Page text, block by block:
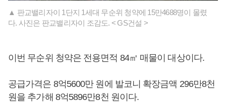
▲ 판교밸리자이 1단지 1세대 무순위 청약에 15만4688명이 몰렸
다. 사진은 판교밸리자이 조감도. < GS건설 >
이번 무순위 청약은 전용면적 84㎡ 매물이 대상이다.
공급가격은 8억5600만 원에 발코니 확장금액 296만8천
원을 추가해 8억5896만8천 원이다.